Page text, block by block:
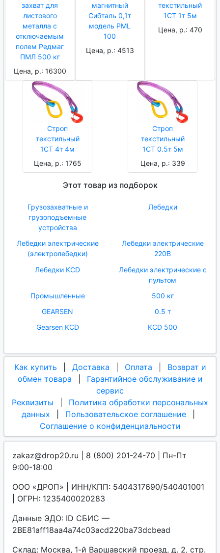
захват для
листового
металла с
отключаемым
полем Редмаг
ПМЛ 500 кг
Цена, р.: 16300
магнитный
Сибталь 0,1т
модель PML
100
Цена, р.: 4513
текстильный
1СТ 1т 5м
Цена, р.: 470
Строп
текстильный
1СТ 4т 4м
Цена, р.: 1765
Строп
текстильный
1СТ 0.5т 5м
Цена, р.: 339
Этот товар из подборок
Грузозахватные и
грузоподъемные
устройства
Лебедки
Лебедки электрические
(электролебедки)
Лебедки электрические
220В
Лебедки KCD
Лебедки электрические с
пультом
Промышленные
500 кг
GEARSEN
0.5 т
Gearsen KCD
KCD 500
Как купить Доставка Оплата
Возврат и
обмен товара
Гарантийное обслуживание и
сервис
Реквизиты
Политика обработки персональных
данных
Пользовательское соглашение
Соглашение о конфиденциальности
zakaz@drop20.ru | 8 (800) 201-24-70 | Пн-Пт
9:00-18:00
ООО «ДРОП» | ИНН/КПП: 5404317690/540401001
| ОГРН: 1235400020283
Данные ЭДО: ID СБИС —
2BE81aff18aa4a74c03acd220ba73dcbead
Склад: Москва, 1-й Варшавский проезд, д. 2, стр.